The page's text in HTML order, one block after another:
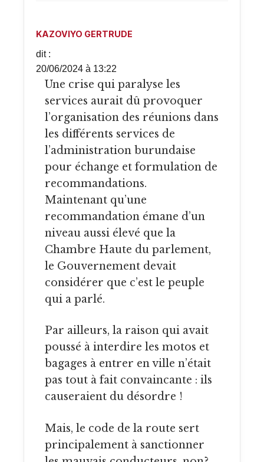
KAZOVIYO GERTRUDE
dit :
20/06/2024 à 13:22
Une crise qui paralyse les
services aurait dû provoquer
l’organisation des réunions dans
les différents services de
l’administration burundaise
pour échange et formulation de
recommandations.
Maintenant qu’une
recommandation émane d’un
niveau aussi élevé que la
Chambre Haute du parlement,
le Gouvernement devait
considérer que c’est le peuple
qui a parlé.
Par ailleurs, la raison qui avait
poussé à interdire les motos et
bagages à entrer en ville n’était
pas tout à fait convaincante : ils
causeraient du désordre !
Mais, le code de la route sert
principalement à sanctionner